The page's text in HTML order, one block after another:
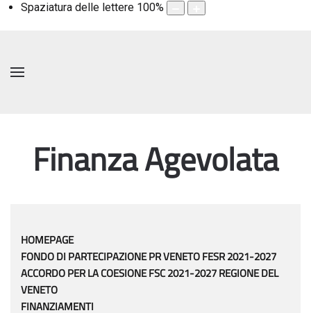
Spaziatura delle lettere 100%
Finanza Agevolata
HOMEPAGE
FONDO DI PARTECIPAZIONE PR VENETO FESR 2021-2027
ACCORDO PER LA COESIONE FSC 2021-2027 REGIONE DEL
VENETO
FINANZIAMENTI